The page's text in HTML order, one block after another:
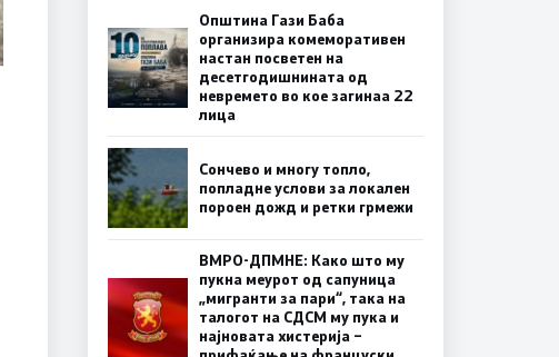
Општина Гази Баба
организира комеморативен
настан посветен на
десетгодишнината од
невремето во кое загинаа 22
лица
Сончево и многу топло,
попладне услови за локален
пороен дожд и ретки грмежи
ВМРО-ДПМНЕ: Како што му
пукна меурот од сапуница
„мигранти за пари“, така на
талогот на СДСМ му пука и
најновата хистерија –